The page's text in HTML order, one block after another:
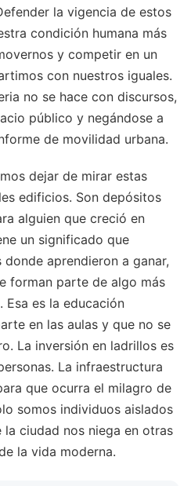
la vigencia de estos
condición humana más
y competir en un
con nuestros iguales.
no se hace con discursos,
público y negándose a
de movilidad urbana.
dejar de mirar estas
edificios. Son depósitos
alguien que creció en
un significado que
aprendieron a ganar,
forman parte de algo más
Esa es la educación
en las aulas y que no se
La inversión en ladrillos es
La infraestructura
que ocurra el milagro de
somos individuos aislados
ciudad nos niega en otras
la vida moderna.